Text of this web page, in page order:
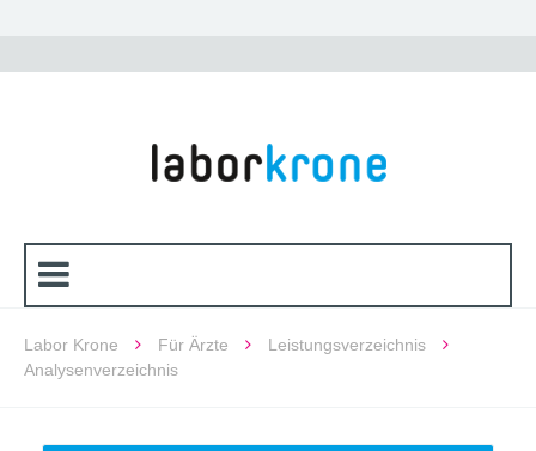
Labor Krone Für Ärzte
Leistungsverzeichnis
Analysenverzeichnis